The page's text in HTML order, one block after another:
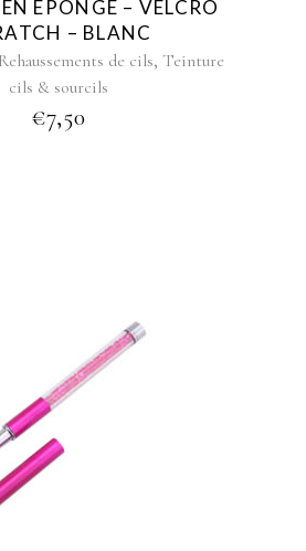
chosen
on
the
product
page
EPONGE – VELCRO
– BLANC
Rehaussements de cils, Teinture
cils & sourcils
€7,50